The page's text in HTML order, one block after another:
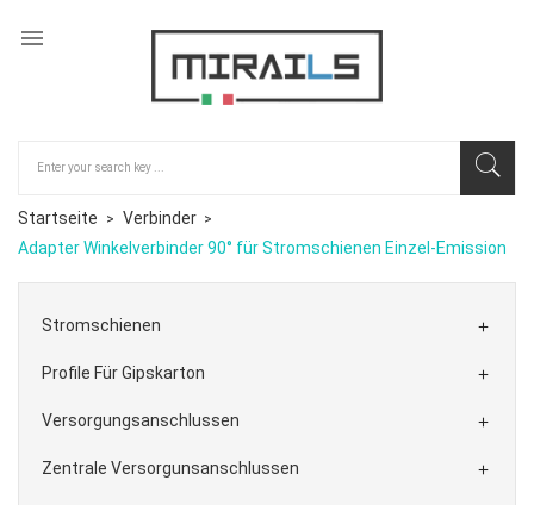

Startseite
Verbinder
Adapter Winkelverbinder 90° für Stromschienen Einzel-Emission
Stromschienen 
Profile Für Gipskarton 
Versorgungsanschlussen 
Zentrale Versorgunsanschlussen 